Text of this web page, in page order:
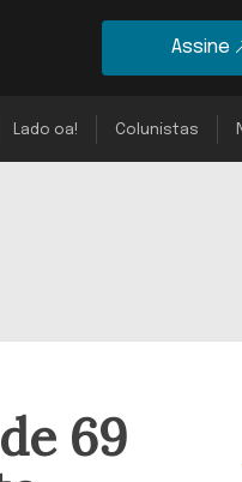
Assine
Lado oa! Colunistas
69